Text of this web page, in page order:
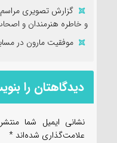
گزارش تصویری
و خاطره هنرمندان و
موفقیت مارون در
دیدگاهتان را
نشانی ایمیل شما
علامت‌گذاری شده‌اند *